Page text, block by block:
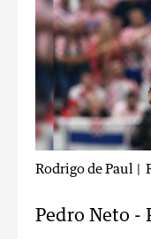
Rodrigo de Paul |
Pedro Neto -